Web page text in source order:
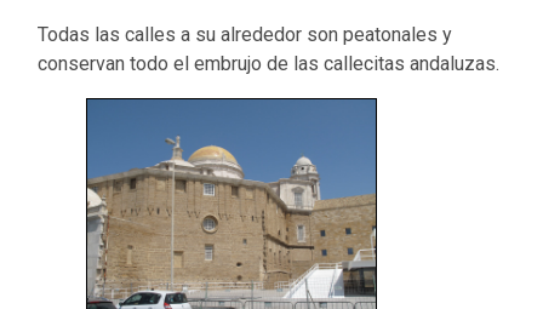
Todas las calles a su alrededor son peatonales y
conservan todo el embrujo de las callecitas andaluzas.